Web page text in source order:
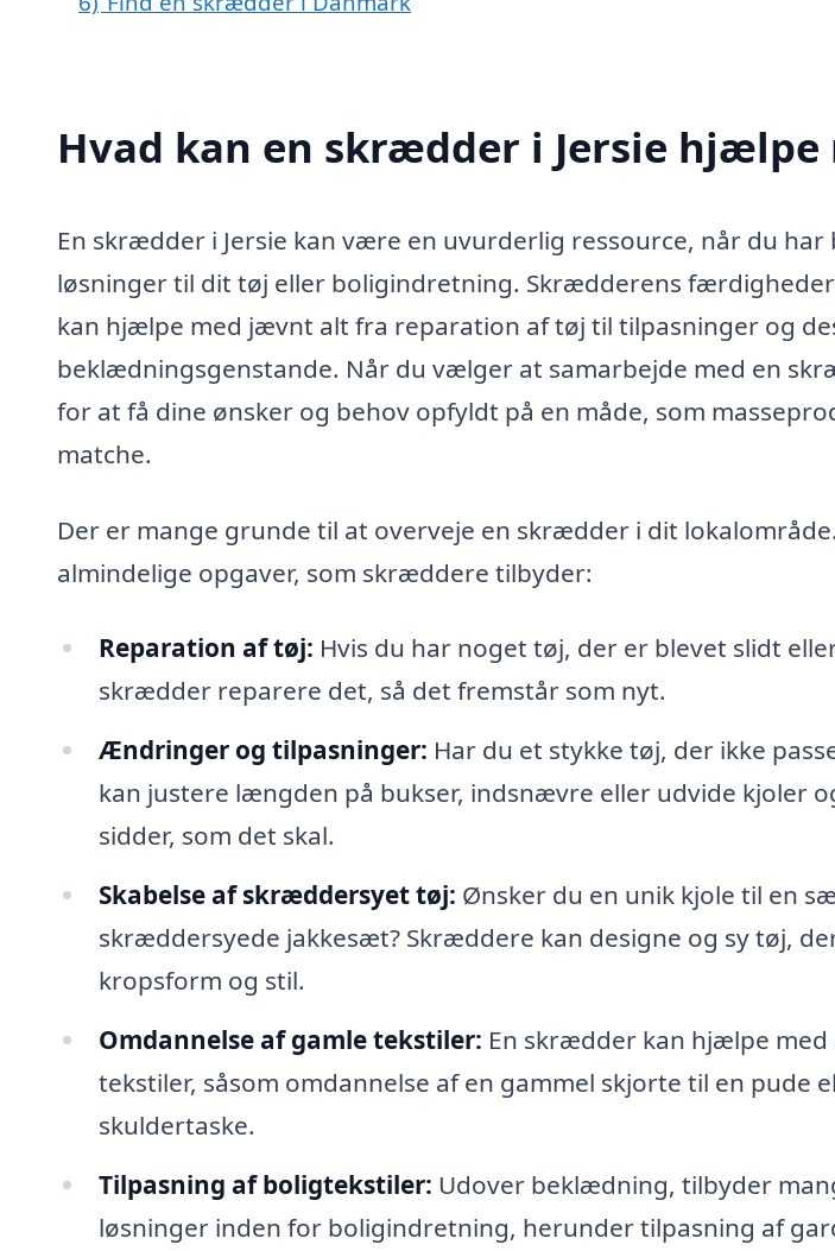
Hvad kan en skrædder i Jersie hjælpe
En skrædder i Jersie kan være en uvurderlig ressource, når du
løsninger til dit tøj eller boligindretning. Skrædderens
kan hjælpe med jævnt alt fra reparation af tøj til tilpasninger og
beklædningsgenstande. Når du vælger at samarbejde med en
for at få dine ønsker og behov opfyldt på en måde, som
matche.
Der er mange grunde til at overveje en skrædder i dit
almindelige opgaver, som skræddere tilbyder:
Reparation af tøj: Hvis du har noget tøj, der er blevet slidt
skrædder reparere det, så det fremstår som nyt.
Ændringer og tilpasninger: Har du et stykke tøj, der ikke
kan justere længden på bukser, indsnævre eller udvide kjoler
sidder, som det skal.
Skabelse af skræddersyet tøj: Ønsker du en unik kjole til en
skræddersyede jakkesæt? Skræddere kan designe og sy tøj,
kropsform og stil.
Omdannelse af gamle tekstiler: En skrædder kan hjælpe
tekstiler, såsom omdannelse af en gammel skjorte til en pude
skuldertaske.
Tilpasning af boligtekstiler: Udover beklædning, tilbyder
løsninger inden for boligindretning, herunder tilpasning af